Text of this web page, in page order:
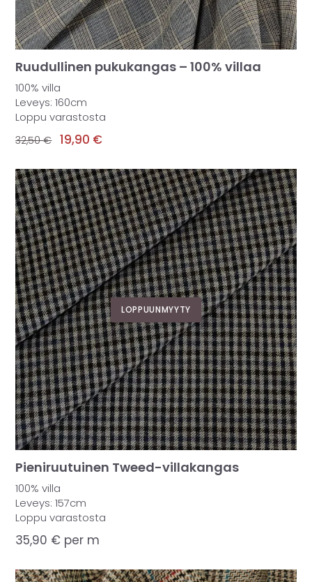
Ruudullinen pukukangas – 100% villaa
100% villa
Leveys: 160cm
Loppu varastosta
32,50€ 19,90 €
Pieniruutuinen Tweed-villakangas
100% villa
Leveys: 157cm
Loppu varastosta
35,90 € per m
LOPPUUNMYYTY